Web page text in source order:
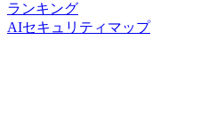
ランキング
AIセキュリティマップ